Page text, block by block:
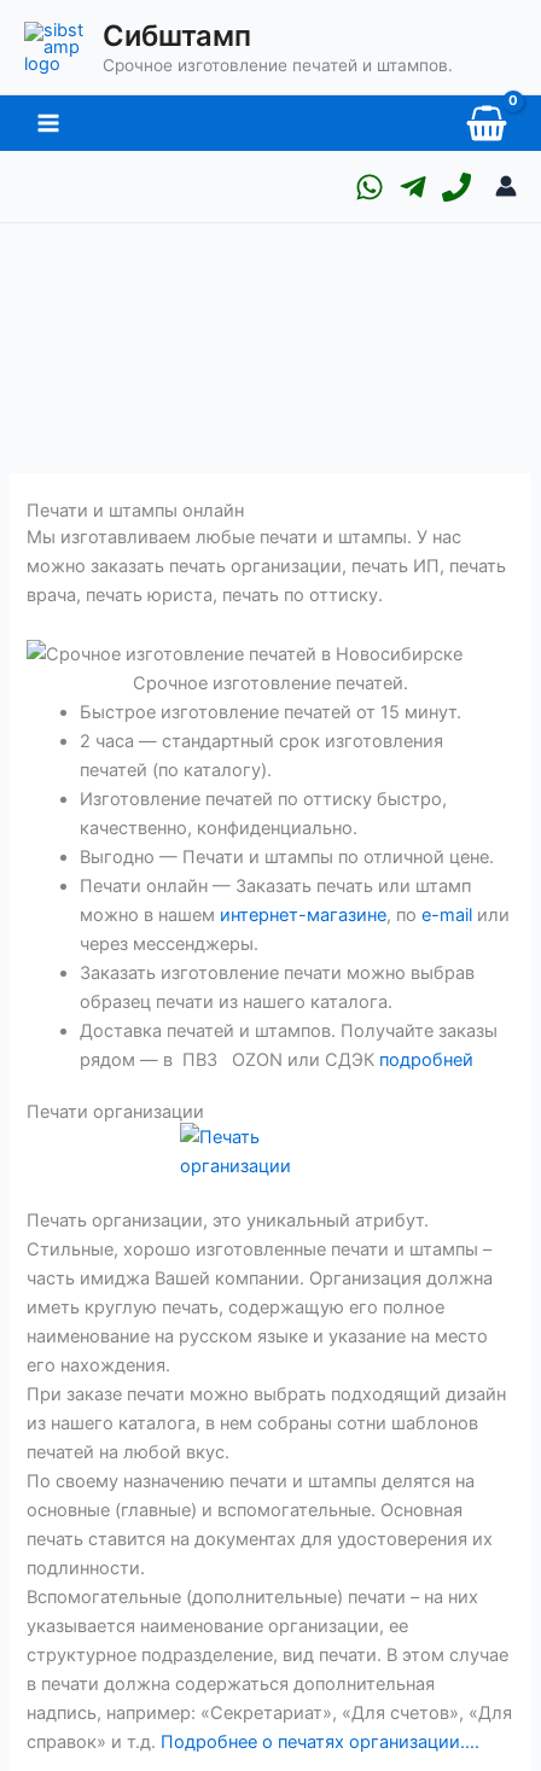
содержимому
Сибштамп
Срочное изготовление печатей и штампов.
Печати и штампы онлайн
Мы изготавливаем любые печати и штампы. У нас
можно заказать печать организации, печать ИП, печать
врача, печать юриста, печать по оттиску.
Срочное изготовление печатей.
Быстрое изготовление печатей от 15 минут.
2 часа — стандартный срок изготовления
печатей (по каталогу).
Изготовление печатей по оттиску быстро,
качественно, конфиденциально.
Выгодно — Печати и штампы по отличной цене.
Печати онлайн — Заказать печать или штамп
можно в нашем интернет-магазине, поe-mail или
через мессенджеры.
Заказать изготовление печати можно выбрав
образец печати из нашего каталога.
Доставка печатей и штампов. Получайте заказы
рядом — в ПВЗ OZON или СДЭК подробней
Печати организации
Печать организации, это уникальный атрибут.
Стильные, хорошо изготовленные печати и штампы –
часть имиджа Вашей компании. Организация должна
иметь круглую печать, содержащую его полное
наименование на русском языке и указание на место
его нахождения.
При заказе печати можно выбрать подходящий дизайн
из нашего каталога, в нем собраны сотни шаблонов
печатей на любой вкус.
По своему назначению печати и штампы делятся на
основные (главные) и вспомогательные. Основная
печать ставится на документах для удостоверения их
подлинности.
Вспомогательные (дополнительные) печати – на них
указывается наименование организации, ее
структурное подразделение, вид печати. В этом случае
в печати должна содержаться дополнительная
надпись, например: «Секретариат», «Для счетов», «Для
справок» и т.д. Подробнее о печатях организации….